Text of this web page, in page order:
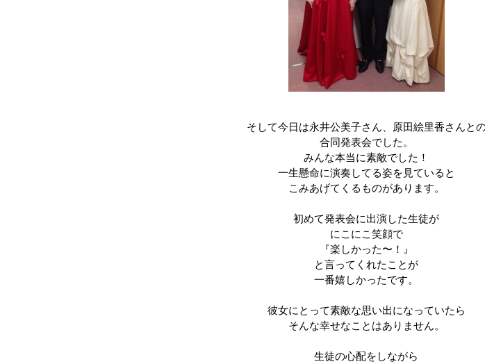
そして今日は永井公美子さん、原田絵里香さんと
合同発表会でした。
みんな本当に素敵でした！
一生懸命に演奏してる姿を見ていると
こみあげてくるものがあります。
初めて発表会に出演した生徒が
にこにこ笑顔で
『楽しかった〜！』
と言ってくれたことが
一番嬉しかったです。
彼女にとって素敵な思い出になっていたら
そんな幸せなことはありません。
生徒の心配をしながら